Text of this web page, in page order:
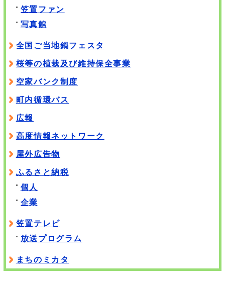
笠置ファン
写真館
全国ご当地鍋フェスタ
桜等の植栽及び維持保全事業
空家バンク制度
町内循環バス
広報
高度情報ネットワーク
屋外広告物
ふるさと納税
個人
企業
笠置テレビ
放送プログラム
まちのミカタ